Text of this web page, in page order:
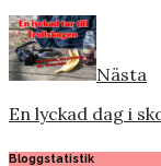
Nästa
En lyckad dag i
Bloggstatistik